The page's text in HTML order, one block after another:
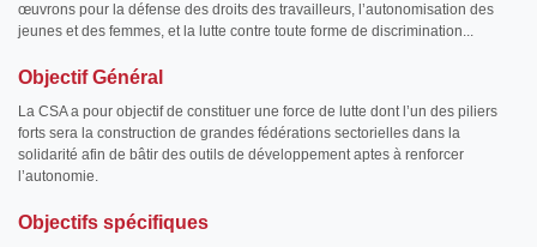
œuvrons pour la défense des droits des travailleurs, l’autonomisation des
jeunes et des femmes, et la lutte contre toute forme de discrimination...
Objectif Général
La CSA a pour objectif de constituer une force de lutte dont l’un des piliers
forts sera la construction de grandes fédérations sectorielles dans la
solidarité afin de bâtir des outils de développement aptes à renforcer
l’autonomie.
Objectifs spécifiques